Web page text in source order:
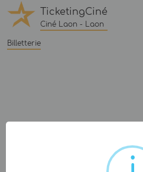
TicketingCiné
Ciné Laon - Laon
Billetterie